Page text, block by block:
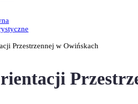
Przestrzennej w Owińskach